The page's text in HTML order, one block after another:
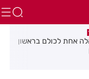
אחת לכולם בראשון